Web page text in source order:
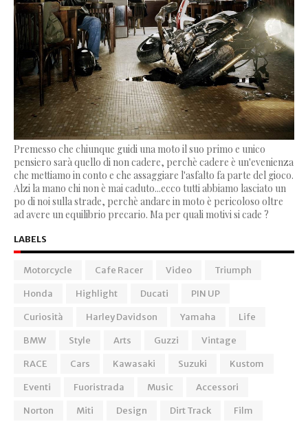
Premesso che chiunque guidi una moto il suo primo e unico
pensiero sarà quello di non cadere, perchè cadere è un'evenienza
che mettiamo in conto e che assaggiare l'asfalto fa parte del gioco.
Alzi la mano chi non è mai caduto...ecco tutti abbiamo lasciato un
po di noi sulla strade, perchè andare in moto è pericoloso oltre
ad avere un equilibrio precario. Ma per quali motivi si cade ?
LABELS
Motorcycle Cafe Racer Video
Triumph
Honda
Highlight Ducati
PIN UP
Curiosità
Harley Davidson Yamaha
Life
BMW
Style Arts Guzzi
Vintage
RACE
Cars Kawasaki Suzuki
Kustom
Eventi
Fuoristrada Music
Accessori
Norton
Miti Design Dirt Track Film